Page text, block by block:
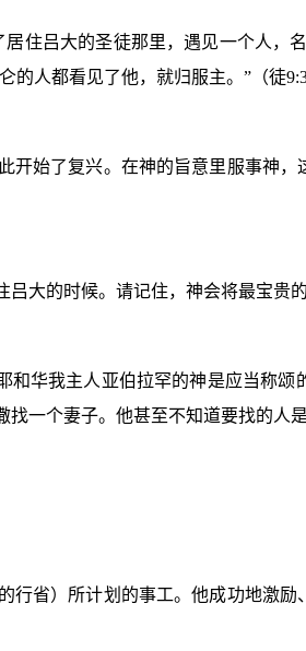
住吕大的圣徒那里，遇见一个人，
的人都看见了他，就归服主。 ”（徒
始了复兴。在神的旨意里服事神
大的时候。请记住，神会将最宝贵
耶和华我主人亚伯拉罕的神是应当称
一个妻子。他甚至不知道要找的人
省）所计划的事工。他成功地激